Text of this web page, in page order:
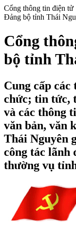
Cổng thông tin điện tử
Đảng bộ tỉnh Thái
Cổng
bộ tỉnh
Cung cấp
chức; tin tức,
và các thông
văn bản, văn
Thái Nguyên
công tác lãnh
thường vụ